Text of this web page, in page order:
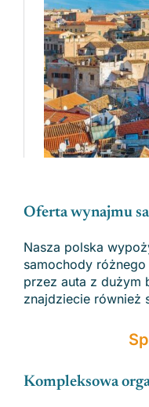
Oferta wynajmu
Nasza polska
samochody
przez auta z dużym
znajdziecie również
Kompleksowa